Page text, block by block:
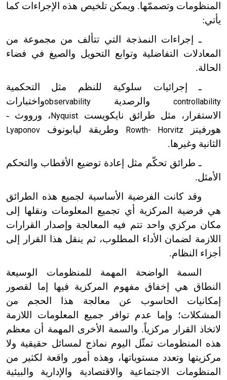
المنظومات وتصممّها. ويمكن تلخيص هذه الإجراءات كما
يأتي:
ـ إجراءات النمذجة التي تتألف من مجموعة من
المعادلات التفاضلية وتوابع التحويل والصيغ في فضاء
الحالة.
ـ إجرائيات سلوكية للنظم مثل التحكمية
controllability والرصدية observabilityواختبارات
الاستقرار، مثل طرائق نايكويست Nyquist ، ورووث -
هورفيتز
Rowth- Horvitz وطريقة ليابونوف Lyaponov
الثانية وغيرها.
ـ طرائق تحكّم مثل إعادة توضيع الأقطاب والتحكم
الأمثل.
وقد كانت الفرضية الأساسية لجميع هذه الطرائق
هي فرضية المركزية أي تجميع المعلومات ونقلها إلى
مكان مركزي واحد تتم فيه المعالجة وإصدار القرارات
اللازمة لضمان الأداء المطلوب، ثم ينقل هذا القرار إلى
أجزاء النظام.
السمة الواضحة المهمة للمنظومات الوسيعة
النطاق هي إخفاق مفهوم المركزية فيها إما لقصور
إمكانيات الحاسوب عن معالجة هذا الحجم من
المشكلات؛ وإما عدم توافر جميع المعلومات اللازمة
لاتخاذ القرار مركزياً. والسمة الأخرى المهمة أن معظم
هذه المنظومات تمثّل اليوم نماذج لمسائل حقيقية ولا
مركزيتها وتعدد مستوياتها، وهذه أمور واقعة لكثير من
المنظومات الاجتماعية والاقتصادية والإدارية والبيئية